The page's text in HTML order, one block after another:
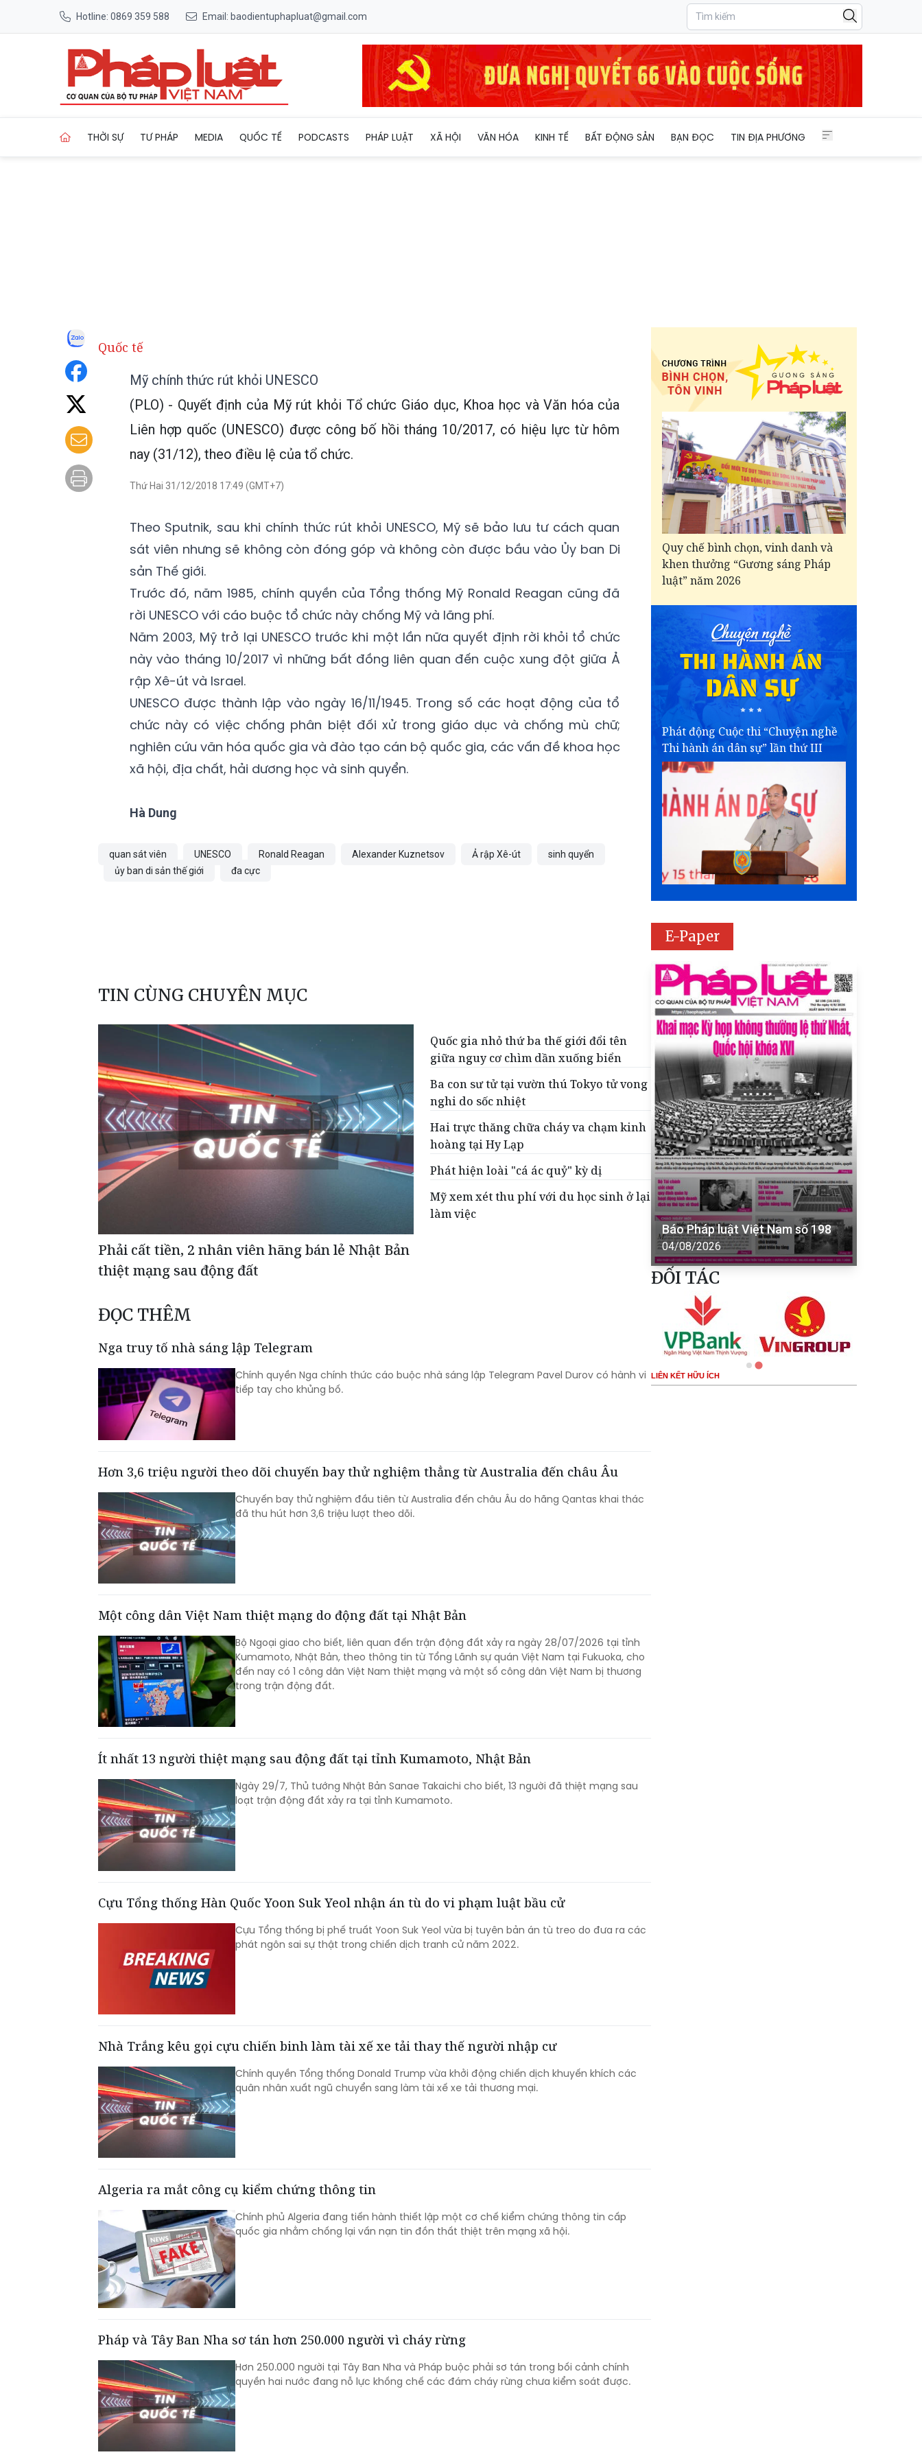
Hotline: 0869 359 588 Email: baodientuphapluat@gmail.com
THỜI SỰ TƯ PHÁP MEDIA QUỐC TẾ PODCASTS PHÁP LUẬT XÃ HỘI VĂN HÓA KINH TẾ BẤT ĐỘNG SẢN BẠN ĐỌC TIN ĐỊA PHƯƠNG
Quốc tế
Mỹ chính thức rút khỏi UNESCO
(PLO) - Quyết định của Mỹ rút khỏi Tổ chức Giáo dục, Khoa học và Văn hóa của
Liên hợp quốc (UNESCO) được công bố hồi tháng 10/2017, có hiệu lực từ hôm
nay (31/12), theo điều lệ của tổ chức.
Thứ Hai 31/12/2018 17:49 (GMT+7)
Theo Sputnik, sau khi chính thức rút khỏi UNESCO, Mỹ sẽ bảo lưu tư cách quan
sát viên nhưng sẽ không còn đóng góp và không còn được bầu vào Ủy ban Di
sản Thế giới.
Trước đó, năm 1985, chính quyền của Tổng thống Mỹ Ronald Reagan cũng đã
rời UNESCO với cáo buộc tổ chức này chống Mỹ và lãng phí.
Năm 2003, Mỹ trở lại UNESCO trước khi một lần nữa quyết định rời khỏi tổ chức
này vào tháng 10/2017 vì những bất đồng liên quan đến cuộc xung đột giữa Ả
rập Xê-út và Israel.
UNESCO được thành lập vào ngày 16/11/1945. Trong số các hoạt động của tổ
chức này có việc chống phân biệt đối xử trong giáo dục và chống mù chữ;
nghiên cứu văn hóa quốc gia và đào tạo cán bộ quốc gia, các vấn đề khoa học
xã hội, địa chất, hải dương học và sinh quyển.
Hà Dung
quan sát viên UNESCO Ronald Reagan Alexander Kuznetsov Ả rập Xê-út
sinh quyển
ủy ban di sản thế giới
đa cực
TIN CÙNG CHUYÊN MỤC
Phải cất tiền, 2 nhân viên hãng bán lẻ Nhật Bản
thiệt mạng sau động đất
Quốc gia nhỏ thứ ba thế giới đổi tên
giữa nguy cơ chìm dần xuống biển
Ba con sư tử tại vườn thú Tokyo tử vong
nghi do sốc nhiệt
Hai trực thăng chữa cháy va chạm kinh
hoàng tại Hy Lạp
Phát hiện loài "cá ác quỷ" kỳ dị
Mỹ xem xét thu phí với du học sinh ở lại
làm việc
ĐỌC THÊM
Nga truy tố nhà sáng lập Telegram
Chính quyền Nga chính thức cáo buộc nhà sáng lập Telegram Pavel Durov có hành vi
tiếp tay cho khủng bố.
Hơn 3,6 triệu người theo dõi chuyến bay thử nghiệm thẳng từ Australia đến châu Âu
Chuyến bay thử nghiệm đầu tiên từ Australia đến châu Âu do hãng Qantas khai thác
đã thu hút hơn 3,6 triệu lượt theo dõi.
Một công dân Việt Nam thiệt mạng do động đất tại Nhật Bản
Bộ Ngoại giao cho biết, liên quan đến trận động đất xảy ra ngày 28/07/2026 tại tỉnh
Kumamoto, Nhật Bản, theo thông tin từ Tổng Lãnh sự quán Việt Nam tại Fukuoka, cho
đến nay có 1 công dân Việt Nam thiệt mạng và một số công dân Việt Nam bị thương
trong trận động đất.
Ít nhất 13 người thiệt mạng sau động đất tại tỉnh Kumamoto, Nhật Bản
Ngày 29/7, Thủ tướng Nhật Bản Sanae Takaichi cho biết, 13 người đã thiệt mạng sau
loạt trận động đất xảy ra tại tỉnh Kumamoto.
Cựu Tổng thống Hàn Quốc Yoon Suk Yeol nhận án tù do vi phạm luật bầu cử
Cựu Tổng thống bị phế truất Yoon Suk Yeol vừa bị tuyên bản án tù treo do đưa ra các
phát ngôn sai sự thật trong chiến dịch tranh cử năm 2022.
Nhà Trắng kêu gọi cựu chiến binh làm tài xế xe tải thay thế người nhập cư
Chính quyền Tổng thống Donald Trump vừa khởi động chiến dịch khuyến khích các
quân nhân xuất ngũ chuyển sang làm tài xế xe tải thương mại.
Algeria ra mắt công cụ kiểm chứng thông tin
Chính phủ Algeria đang tiến hành thiết lập một cơ chế kiểm chứng thông tin cấp
quốc gia nhằm chống lại vấn nạn tin đồn thất thiệt trên mạng xã hội.
Pháp và Tây Ban Nha sơ tán hơn 250.000 người vì cháy rừng
Hơn 250.000 người tại Tây Ban Nha và Pháp buộc phải sơ tán trong bối cảnh chính
quyền hai nước đang nỗ lực khống chế các đám cháy rừng chưa kiểm soát được.
Quy chế bình chọn, vinh danh và
khen thưởng “Gương sáng Pháp
luật” năm 2026
Phát động Cuộc thi “Chuyện nghề
Thi hành án dân sự” lần thứ III
E-Paper
Báo Pháp luật Việt Nam số 198
04/08/2026
ĐỐI TÁC
LIÊN KẾT HỮU ÍCH